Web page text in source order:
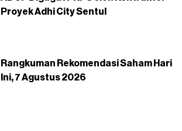
Proyek Adhi City Sentul
Rangkuman Rekomendasi Saham Hari
Ini, 7 Agustus 2026